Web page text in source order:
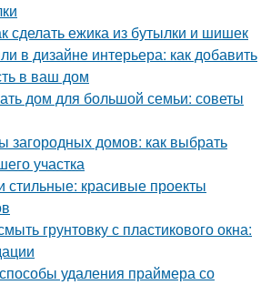
сделать ежика из бутылки и шишек
в дизайне интерьера: как добавить
в ваш дом
дом для большой семьи: советы
загородных домов: как выбрать
участка
красивые проекты
грунтовку с пластикового окна:
удаления праймера со